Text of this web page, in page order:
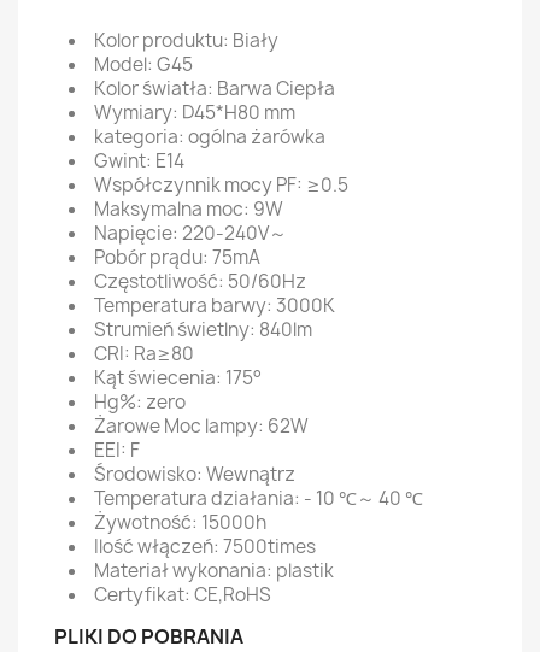
Kolor produktu: Biały
Model: G45
Kolor światła: Barwa Ciepła
Wymiary: D45*H80 mm
kategoria: ogólna żarówka
Gwint: E14
Współczynnik mocy PF: ≥0.5
Maksymalna moc: 9W
Napięcie: 220-240V～
Pobór prądu: 75mA
Częstotliwość: 50/60Hz
Temperatura barwy: 3000K
Strumień świetlny: 840lm
CRI: Ra≥80
Kąt świecenia: 175°
Hg%: zero
Żarowe Moc lampy: 62W
EEI: F
Środowisko: Wewnątrz
Temperatura działania: - 10 ℃～ 40 ℃
Żywotność: 15000h
Ilość włączeń: 7500times
Materiał wykonania: plastik
Certyfikat: CE,RoHS
PLIKI DO POBRANIA